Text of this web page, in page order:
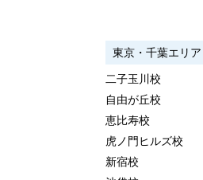
東京・千葉エリア
二子玉川校
自由が丘校
恵比寿校
虎ノ門ヒルズ校
新宿校